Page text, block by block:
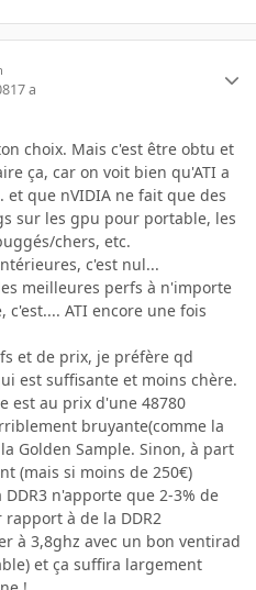
17 a
choix. Mais c'est être obtu et
ça, car on voit bien qu'ATI a
que nVIDIA ne fait que des
sur les gpu pour portable, les
chers, etc.
c'est nul...
meilleures perfs à n'importe
ATI encore une fois
et de prix, je préfère qd
est suffisante et moins chère.
est au prix d'une 48780
bruyante(comme la
Golden Sample. Sinon, à part
(mais si moins de 250€)
n'apporte que 2-3% de
à de la DDR2
à 3,8ghz avec un bon ventirad
et ça suffira largement